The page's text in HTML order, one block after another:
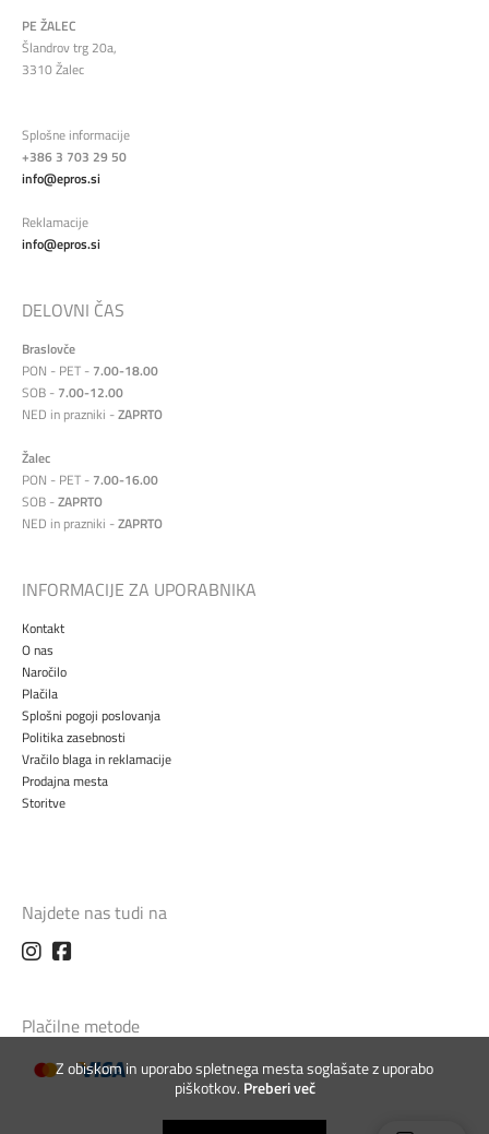
PE ŽALEC
Šlandrov trg 20a,
3310 Žalec
Splošne informacije
+386 3 703 29 50
info@epros.si
Reklamacije
info@epros.si
DELOVNI ČAS
Braslovče
PON - PET - 7.00-18.00
SOB - 7.00-12.00
NED in prazniki -ZAPRTO
Žalec
PON - PET - 7.00-16.00
SOB -ZAPRTO
NED in prazniki -ZAPRTO
INFORMACIJE ZA UPORABNIKA
Kontakt
O nas
Naročilo
Plačila
Splošni pogoji poslovanja
Politika zasebnosti
Vračilo blaga in reklamacije
Prodajna mesta
Storitve
Najdete nas tudi na
Plačilne metode
Z obiskom in uporabo spletnega mesta soglašate z uporabo
piškotkov. Preberi več